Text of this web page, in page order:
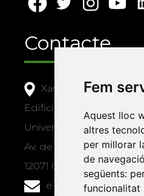
Fem
Aquest lloc
altres
per millorar
de
següents:
funcionalitat
Contacte
Xarxa Vives
Edifici Àgora
Universitat Jaume I, local
Av. de Vicent Sos Baynat,
12071 Castelló de la Plana
e-buc@vives.org